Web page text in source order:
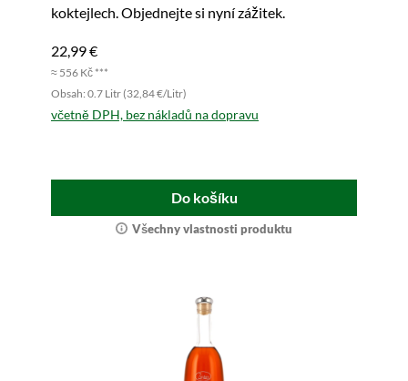
koktejlech. Objednejte si nyní zážitek.
22,99 €
≈ 556 Kč ***
Obsah: 0.7 Litr (32,84 €/Litr)
včetně DPH, bez nákladů na dopravu
Do košíku
Všechny vlastnosti produktu